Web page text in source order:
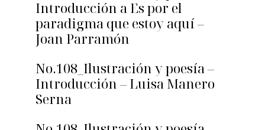
Introducción a Es por el
paradigma que estoy aquí –
Joan Parramón
No.108_Ilustración y poesía –
Introducción – Luisa Manero
Serna